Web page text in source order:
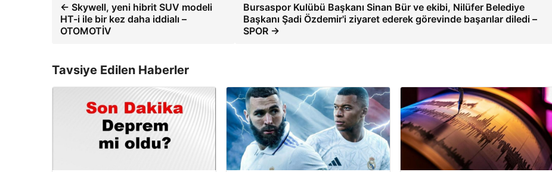
← Skywell, yeni hibrit SUV modeli
HT-i ile bir kez daha iddialı –
OTOMOTİV
Bursaspor Kulübü Başkanı Sinan Bür ve ekibi, Nilüfer Belediye
Başkanı Şadi Özdemir'i ziyaret ederek görevinde başarılar diledi –
SPOR →
Tavsiye Edilen Haberler